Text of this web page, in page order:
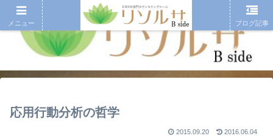
応用行動分析の哲学
2015.09.20 2016.06.04
メニュー ブログ記事